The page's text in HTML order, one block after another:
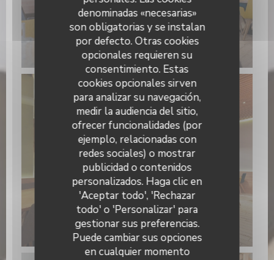
denominadas «necesarias»
son obligatorias y se instalan
por defecto. Otras cookies
opcionales requieren su
consentimiento. Estas
cookies opcionales sirven
para analizar su navegación,
medir la audiencia del sitio,
ofrecer funcionalidades (por
ejemplo, relacionadas con
redes sociales) o mostrar
publicidad o contenidos
personalizados. Haga clic en
'Aceptar todo', 'Rechazar
todo' o 'Personalizar' para
gestionar sus preferencias.
Puede cambiar sus opciones
en cualquier momento
L'Enjoy